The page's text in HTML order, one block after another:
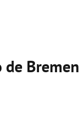
de Bremen